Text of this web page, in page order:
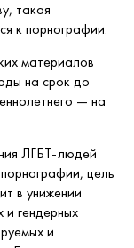
такая
к порнографии.
материалов
на срок до
— на
ЛГБТ-людей
цель
в унижении
и гендерных
и